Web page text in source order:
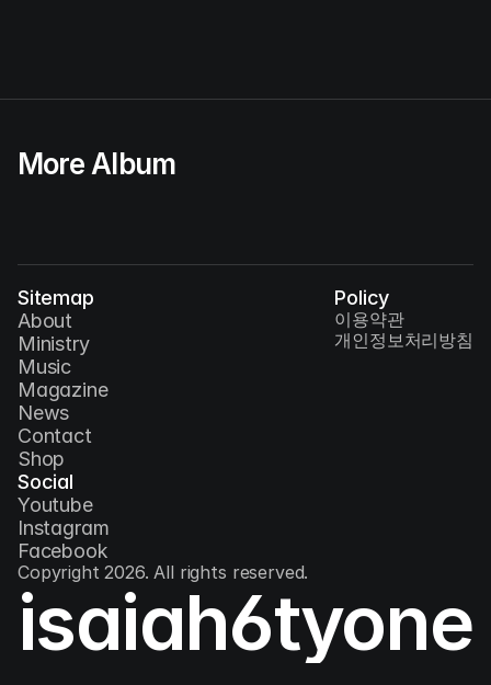
More Album
Sitemap
About
Ministry
Music
Magazine
News
Contact
Shop
Policy
이용약관
개인정보처리방침
Social
Youtube
Instagram
Facebook
isaiah6tyone
Copyright 2026. All rights reserved.